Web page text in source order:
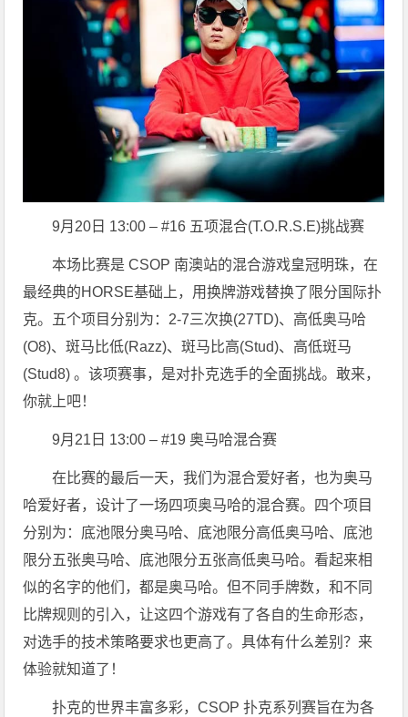
9月20日 13:00 – #16 五项混合(T.O.R.S.E)挑战赛
本场比赛是 CSOP 南澳站的混合游戏皇冠明珠，在
最经典的HORSE基础上，用换牌游戏替换了限分国际扑
克。五个项目分别为：2-7三次换(27TD)、高低奥马哈
(O8)、斑马比低(Razz)、斑马比高(Stud)、高低斑马
(Stud8) 。该项赛事，是对扑克选手的全面挑战。敢来，
你就上吧！
9月21日 13:00 – #19 奥马哈混合赛
在比赛的最后一天，我们为混合爱好者，也为奥马
哈爱好者，设计了一场四项奥马哈的混合赛。四个项目
分别为：底池限分奥马哈、底池限分高低奥马哈、底池
限分五张奥马哈、底池限分五张高低奥马哈。看起来相
似的名字的他们，都是奥马哈。但不同手牌数，和不同
比牌规则的引入，让这四个游戏有了各自的生命形态，
对选手的技术策略要求也更高了。具体有什么差别？来
体验就知道了！
扑克的世界丰富多彩，CSOP 扑克系列赛旨在为各